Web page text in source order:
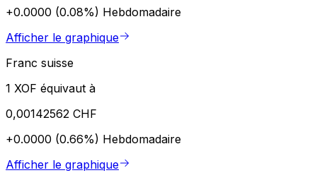
+0.0000 (0.08%) Hebdomadaire
Afficher le graphique
Franc suisse
1 XOF équivaut à
0,00142562 CHF
+0.0000 (0.66%) Hebdomadaire
Afficher le graphique